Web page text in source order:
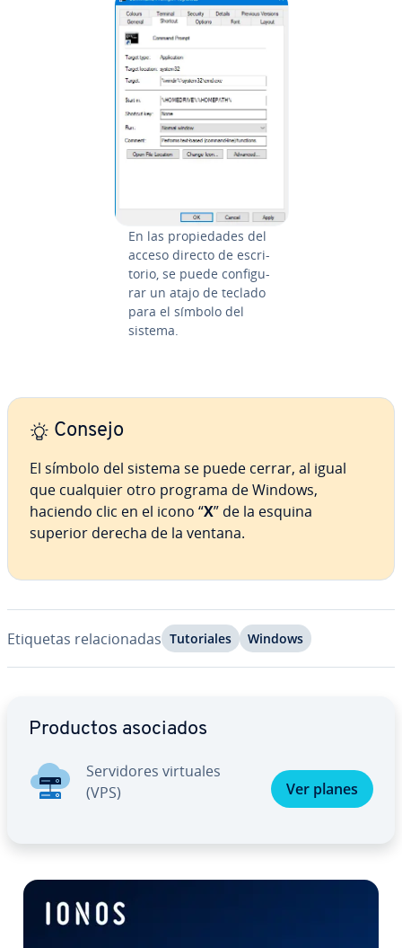
En las pro­pie­da­des del
acceso directo de es­cri­
to­rio, se puede co­n­fi­gu­
rar un atajo de teclado
para el símbolo del
sistema.
Consejo
El símbolo del sistema se puede cerrar, al igual
que cualquier otro programa de Windows,
haciendo clic en el icono “X” de la esquina
superior derecha de la ventana.
Etiquetas re­la­cio­na­das Tu­to­ria­les Windows
Productos asociados
Se­r­vi­do­res virtuales
(VPS)
Ver planes